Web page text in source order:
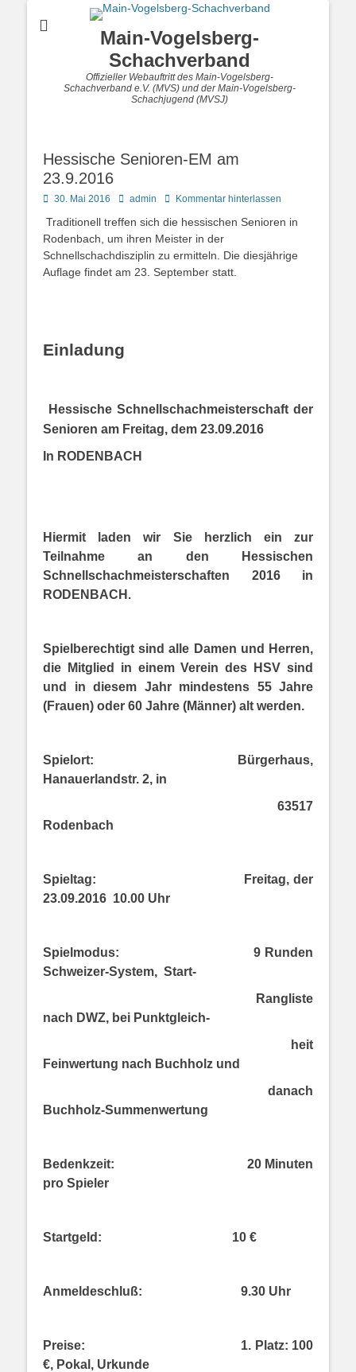
Main-Vogelsberg-
Schachverband
Offizieller Webauftritt des Main-Vogelsberg-
Schachverband e.V. (MVS) und der Main-Vogelsberg-
Schachjugend (MVSJ)
Hessische Senioren-EM am
23.9.2016
Posted
30. Mai 2016 Autoradmin Kommentar hinterlassen
Traditionell treffen sich die hessischen Senioren in
Rodenbach, um ihren Meister in der
Schnellschachdisziplin zu ermitteln. Die diesjährige
Auflage findet am 23. September statt.
Einladung
Hessische Schnellschachmeisterschaft der
Senioren am Freitag, dem 23.09.2016
In RODENBACH
Hiermit laden wir Sie herzlich ein zur
Teilnahme an den Hessischen
Schnellschachmeisterschaften 2016 in
RODENBACH.
Spielberechtigt sind alle Damen und Herren,
die Mitglied in einem Verein des HSV sind
und in diesem Jahr mindestens 55 Jahre
(Frauen) oder 60 Jahre (Männer) alt werden.
Spielort:
Bürgerhaus,
Hanauerlandstr. 2, in
63517
Rodenbach
Spieltag:
Freitag, der
23.09.2016 10.00 Uhr
Spielmodus:
9 Runden
Schweizer-System, Start-
Rangliste
nach DWZ, bei Punktgleich-
heit
Feinwertung nach Buchholz und
danach
Buchholz-Summenwertung
Bedenkzeit:
20 Minuten
pro Spieler
Startgeld: 10 €
Anmeldeschluß: 9.30 Uhr
Preise:
1. Platz: 100
€, Pokal, Urkunde